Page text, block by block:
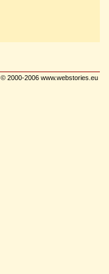
© 2000-2006 www.webstories.eu